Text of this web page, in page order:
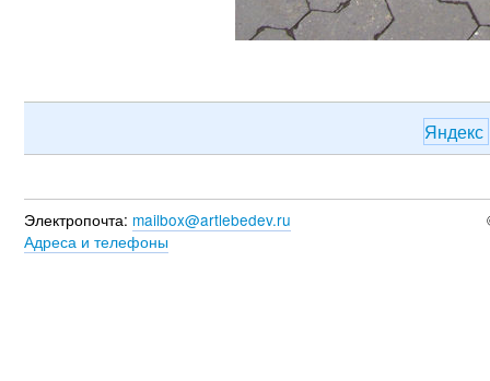
Яндекс
Электропочта: mailbox@artlebedev.ru
Адреса и телефоны